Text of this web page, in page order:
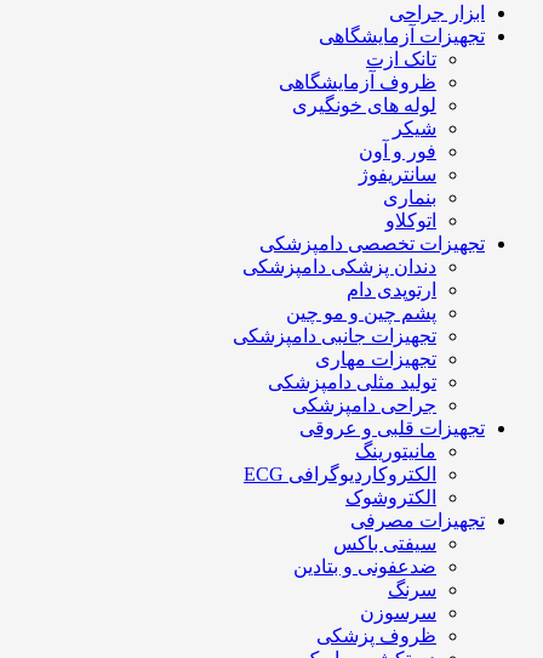
ابزار جراحی
تجهیزات آزمایشگاهی
تانک ازت
ظروف آزمایشگاهی
لوله های خونگیری
شیکر
فور و آون
سانتریفوژ
بنماری
اتوکلاو
تجهیزات تخصصی دامپزشکی
دندان پزشکی دامپزشکی
ارتوپدی دام
پشم چین و مو چین
تجهیزات جانبی دامپزشکی
تجهیزات مهاری
تولید مثلی دامپزشکی
جراحی دامپزشکی
تجهیزات قلبی و عروقی
مانیتورینگ
الکتروکاردیوگرافی ECG
الکتروشوک
تجهیزات مصرفی
سیفتی باکس
ضدعفونی و بتادین
سرنگ
سرسوزن
ظروف پزشکی